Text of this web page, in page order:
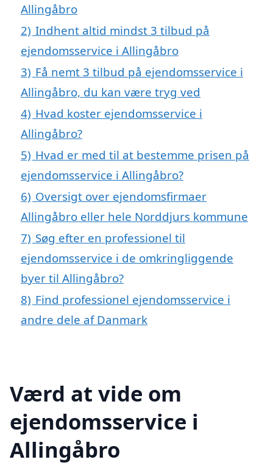
Allingåbro
2) Indhent altid mindst 3 tilbud på
ejendomsservice i Allingåbro
3) Få nemt 3 tilbud på ejendomsservice i
Allingåbro, du kan være tryg ved
4) Hvad koster ejendomsservice i
Allingåbro?
5) Hvad er med til at bestemme prisen på
ejendomsservice i Allingåbro?
6) Oversigt over ejendomsfirmaer
Allingåbro eller hele Norddjurs kommune
7) Søg efter en professionel til
ejendomsservice i de omkringliggende
byer til Allingåbro?
8) Find professionel ejendomsservice i
andre dele af Danmark
Værd at vide om
ejendomsservice i
Allingåbro